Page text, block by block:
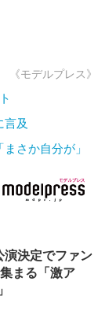
《モデルプレス》
及
さか自分が」
決定でファン
まる「激ア